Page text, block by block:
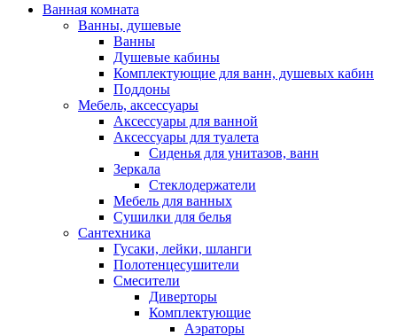
Ванная комната
Ванны, душевые
Ванны
Душевые кабины
Комплектующие для ванн, душевых кабин
Поддоны
Мебель, аксессуары
Аксессуары для ванной
Аксессуары для туалета
Сиденья для унитазов, ванн
Зеркала
Стеклодержатели
Мебель для ванных
Сушилки для белья
Сантехника
Гусаки, лейки, шланги
Полотенцесушители
Смесители
Диверторы
Комплектующие
Аэраторы